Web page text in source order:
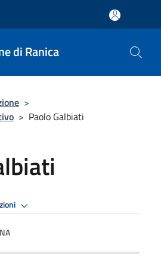
di Ranica
>
> Paolo Galbiati